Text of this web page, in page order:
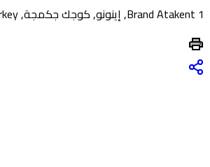
Brand Atakent 1, إينونو, كوجك جكمجة, Istanbul, Marmara Region, 34295, Turkey